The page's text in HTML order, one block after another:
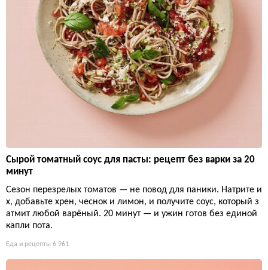
Сырой томатный соус для пасты: рецепт без варки за 20
минут
Сезон перезрелых томатов — не повод для паники. Натрите и
х, добавьте хрен, чеснок и лимон, и получите соус, который з
атмит любой варёный. 20 минут — и ужин готов без единой
капли пота.
Еда и рецепты 6 961